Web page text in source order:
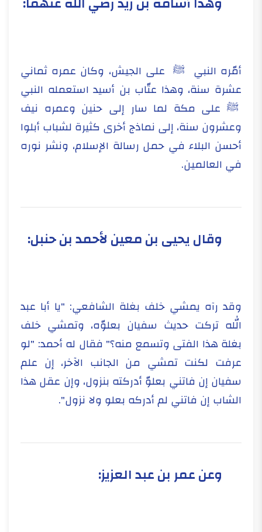
أمّره النبي ﷺ على الجيش، وكان عمره ثماني
عشرة سنة، وهذا عتّاب بن أسيد استعمله النبي
ﷺ على مكة لما سار إلى حنين وعمره نيف
وعشرون سنة، إلى نماذج أخرى كثيرة لشباب أبلوا
أحسن البلاء في حمل رسالة الإسلام، ونشر نوره
في العالمين.
وقال يحيى بن معين لأحمد بن حنبل:
وقد رآه يمشي خلف بغلة الشافعي: "يا أبا عبد
الله تركت حديث سفيان بعلوّه، وتمشي خلف
بغلة هذا الفتى وتسمع منه؟" فقال له أحمد: "لو
عرفت لكنت تمشي من الجانب الآخر، إن علم
سفيان إن فاتني بعلوّ أدركته بنزول، وإن عقل هذا
الشاب إن فاتني لم أدركه بعلو ولا نزول".
وعن عمر بن عبد العزيز: